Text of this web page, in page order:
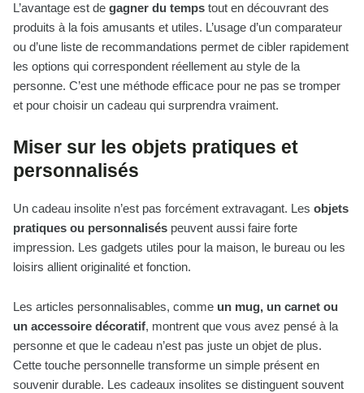
L’avantage est de gagner du temps tout en découvrant des
produits à la fois amusants et utiles. L’usage d’un comparateur
ou d’une liste de recommandations permet de cibler rapidement
les options qui correspondent réellement au style de la
personne. C’est une méthode efficace pour ne pas se tromper
et pour choisir un cadeau qui surprendra vraiment.
Miser sur les objets pratiques et
personnalisés
Un cadeau insolite n’est pas forcément extravagant. Les objets
pratiques ou personnalisés peuvent aussi faire forte
impression. Les gadgets utiles pour la maison, le bureau ou les
loisirs allient originalité et fonction.
Les articles personnalisables, comme un mug, un carnet ou
un accessoire décoratif, montrent que vous avez pensé à la
personne et que le cadeau n’est pas juste un objet de plus.
Cette touche personnelle transforme un simple présent en
souvenir durable. Les cadeaux insolites se distinguent souvent